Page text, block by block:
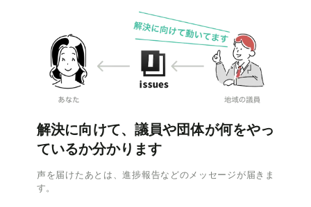
解決に向けて、議員や団体が何をやっ
ているか分かります
声を届けたあとは、進捗報告などのメッセージが届きま
す。